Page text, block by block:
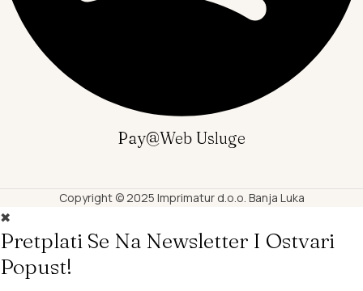
Pay@web Usluge
Copyright © 2025 Imprimatur d.o.o. Banja Luka
✖
Pretplati Se Na Newsletter I Ostvari
Popust!